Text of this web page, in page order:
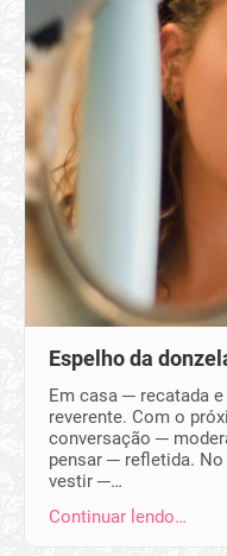
Espelho da
Em casa ─ recatada
reverente. Com o
conversação ─
pensar ─ refletida.
vestir ─…
Continuar lendo…